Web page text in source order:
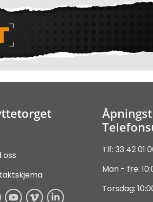
oss
Tlf: 33 42 01
Man - fre:
Torsdag: